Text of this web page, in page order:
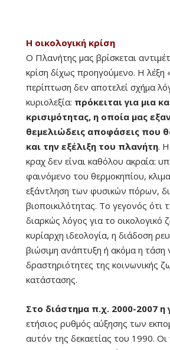
Η οικολογική κρίση
Ο Πλανήτης μας βρίσκεται
κρίση δίχως προηγούμενο. Η λέξη
περίπτωση δεν αποτελεί σχήμα
κυριολεξία: πρόκειται για μια
κρισιμότητας, η οποία μας
θεμελιώδεις αποφάσεις που
και την εξέλιξη του πλανήτη.
κραχ δεν είναι καθόλου ακραία:
φαινόμενο του θερμοκηπίου,
εξάντληση των φυσικών πόρων,
βιοποικιλότητας. Το γεγονός ότι
διαρκώς λόγος για το οικολογικό
κυρίαρχη ιδεολογία, η διάδοση
βιώσιμη ανάπτυξη ή ακόμα η τάση
δραστηριότητες της κοινωνικής
κατάστασης.
Στο διάστημα π.χ. 2000-2007
ετήσιος ρυθμός αύξησης των
αυτόν της δεκαετίας του 1990.